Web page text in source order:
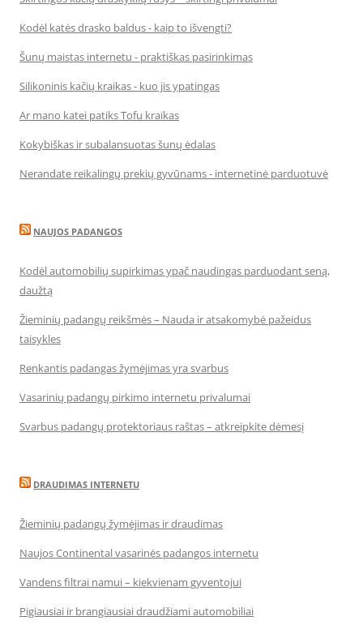
Kodėl katės drasko baldus - kaip to išvengti?
Šunų maistas internetu - praktiškas pasirinkimas
Silikoninis kačių kraikas - kuo jis ypatingas
Ar mano katei patiks Tofu kraikas
Kokybiškas ir subalansuotas šunų ėdalas
Nerandate reikalingų prekių gyvūnams - internetinė parduotuvė
NAUJOS PADANGOS
Kodėl automobilių supirkimas ypač naudingas parduodant seną,
daužtą
Žieminių padangų reikšmės – Nauda ir atsakomybė pažeidus
taisykles
Renkantis padangas žymėjimas yra svarbus
Vasarinių padangų pirkimo internetu privalumai
Svarbus padangų protektoriaus raštas – atkreipkite dėmesį
DRAUDIMAS INTERNETU
Žieminių padangų žymėjimas ir draudimas
Naujos Continental vasarinės padangos internetu
Vandens filtrai namui – kiekvienam gyventojui
Pigiausiai ir brangiausiai draudžiami automobiliai